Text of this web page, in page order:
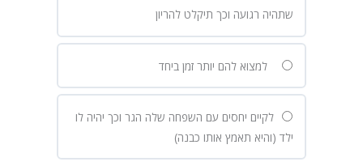
שתהיה רגועה וכך תיקלט להריון
למצוא להם יותר זמן ביחד
לקיים יחסים עם השפחה שלה הגר וכך יהיה לו
ילד (והיא תאמץ אותו כבנה)